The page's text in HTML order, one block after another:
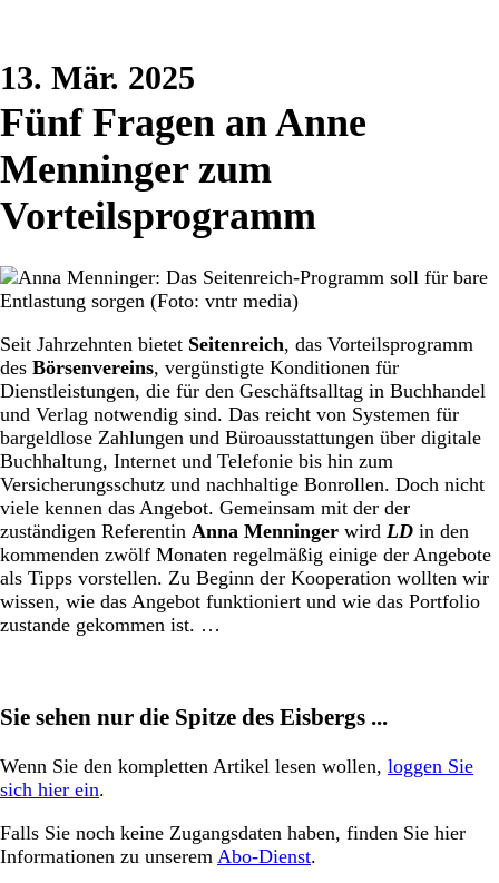
13. Mär. 2025
Fünf Fragen an Anne
Menninger zum
Vorteilsprogramm
Seit Jahrzehnten bietet Seitenreich, das Vorteilsprogramm
des Börsenvereins, vergünstigte Konditionen für
Dienstleistungen, die für den Geschäftsalltag in Buchhandel
und Verlag notwendig sind. Das reicht von Systemen für
bargeldlose Zahlungen und Büroausstattungen über digitale
Buchhaltung, Internet und Telefonie bis hin zum
Versicherungsschutz und nachhaltige Bonrollen. Doch nicht
viele kennen das Angebot. Gemeinsam mit der der
zuständigen Referentin Anna Menninger wird LD in den
kommenden zwölf Monaten regelmäßig einige der Angebote
als Tipps vorstellen. Zu Beginn der Kooperation wollten wir
wissen, wie das Angebot funktioniert und wie das Portfolio
zustande gekommen ist. …
Sie sehen nur die Spitze des Eisbergs ...
Wenn Sie den kompletten Artikel lesen wollen, loggen Sie
sich hier ein.
Falls Sie noch keine Zugangsdaten haben, finden Sie hier
Informationen zu unserem Abo-Dienst.